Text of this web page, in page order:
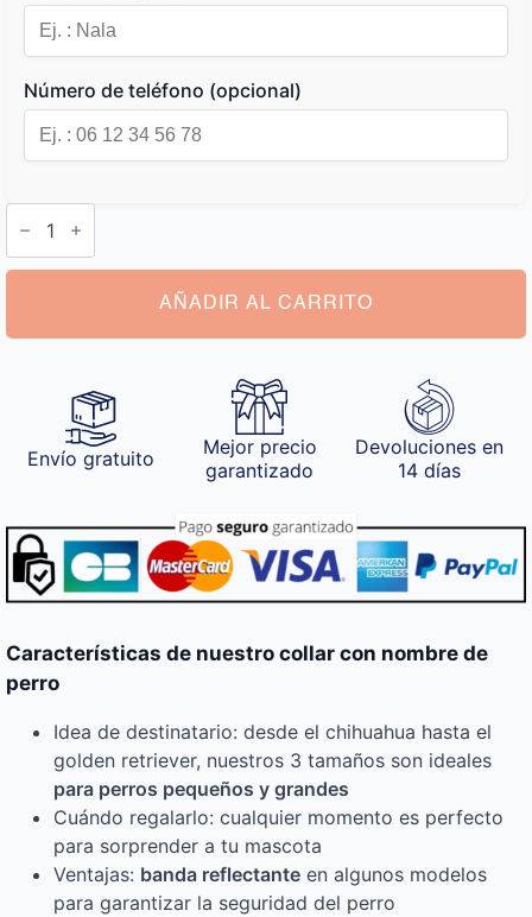
Número de teléfono (opcional)
Collar
con
Nombre
de
AÑADIR AL CARRITO
Envío gratuito
Mejor precio
garantizado
Devoluciones en
14 días
Características de nuestro collar con nombre de
perro
Idea de destinatario: desde el chihuahua hasta el
golden retriever, nuestros 3 tamaños son ideales
para perros pequeños y grandes
Cuándo regalarlo: cualquier momento es perfecto
para sorprender a tu mascota
Ventajas: banda reflectante en algunos modelos
para garantizar la seguridad del perro